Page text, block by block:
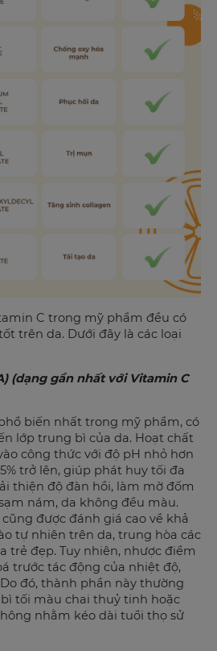
C trong mỹ phẩm đều có
trên da. Dưới đây là các loại
(dạng gần nhất với Vitamin C
biến nhất trong mỹ phẩm, có
lớp trung bì của da. Hoạt chất
công thức với độ pH nhỏ hơn
trở lên, giúp phát huy tối đa
thiện độ đàn hồi, làm mờ đốm
nám, da không đều màu.
cũng được đánh giá cao về khả
tự nhiên trên da, trung hòa các
trẻ đẹp. Tuy nhiên, nhược điểm
trước tác động của nhiệt độ,
đó, thành phần này thường
tối màu chai thuỷ tinh hoặc
nhằm kéo dài tuổi thọ sử